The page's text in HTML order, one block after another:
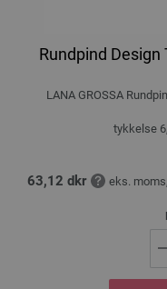
Rundpind
LANA GROSSA
tykkelse
63,12 dkr eks.